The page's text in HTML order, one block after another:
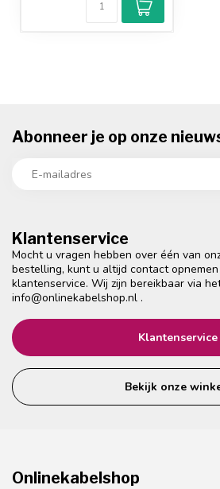
Klantenservice
Mocht u vragen hebben over één van
bestelling, kunt u altijd contact opnemen
klantenservice. Wij zijn bereikbaar via
info@onlinekabelshop.nl .
Klantenservice
Bekijk onze
Abonneer je op onze
Onlinekabelshop